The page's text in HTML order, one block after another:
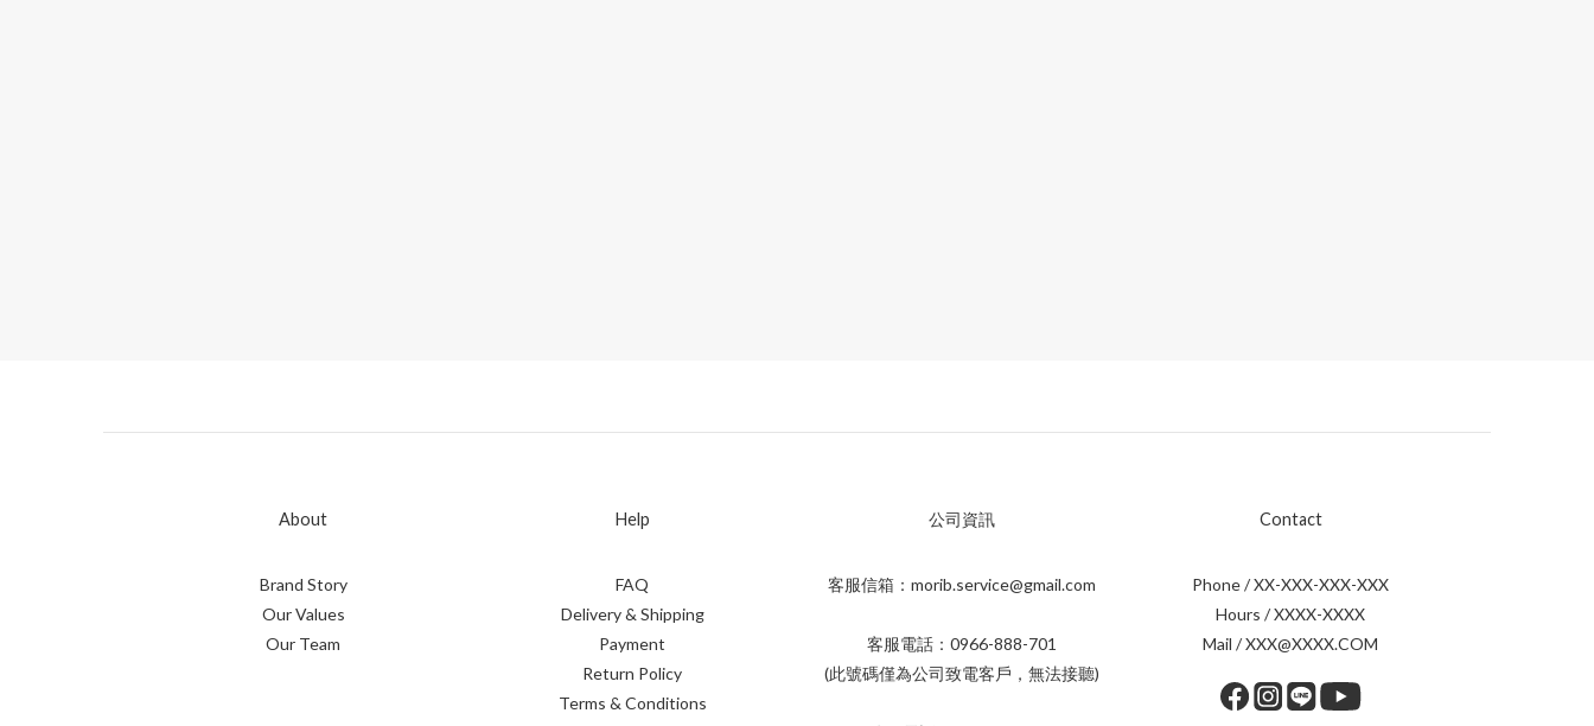
About
Brand Story
Our Values
Our Team
Help
FAQ
Delivery & Shipping
Payment
Return Policy
Terms & Conditions
公司資訊
客服信箱：morib.service@gmail.com
客服電話：0966-888-701
(此號碼僅為公司致電客戶，無法接聽)
Contact
Phone / XX-XXX-XXX-XXX
Hours / XXXX-XXXX
Mail / XXX@XXXX.COM